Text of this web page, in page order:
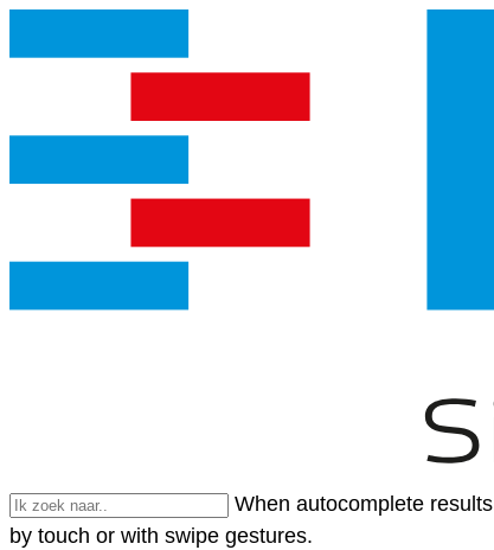
When autocomplete
by touch or with swipe gestures.